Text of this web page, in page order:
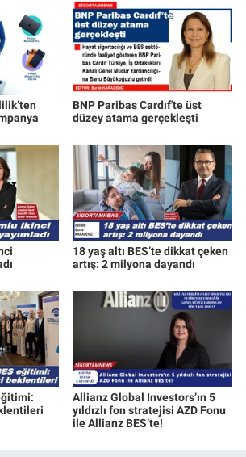
BNP Paribas Cardıf'te üst
düzey atama gerçekleşti
18 yaş altı BES’te dikkat çeken
artış: 2 milyona dayandı
Allianz Global Investors’ın 5
yıldızlı fon stratejisi AZD Fonu
ile Allianz BES’te!